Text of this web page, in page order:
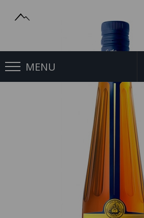
MENU
Metaxa 5* 1l 38%